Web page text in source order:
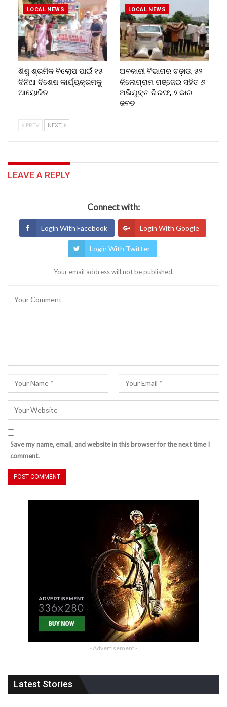
LOCAL NEWS
ଶିଶୁ ଶ୍ରମିକ ବିଲୋପ ପାଇଁ ୧୫
ଦିନିଆ ବିଶେଷ କାର୍ଯ୍ୟକ୍ରମକୁ
ଆୟୋଜିତ
LOCAL NEWS
ଅବକାରୀ ବିଭାଗର ଚଢ଼ାଉ ୫୨
କିଲୋଗ୍ରାମ ଗଞ୍ଜେଇ ସହିତ ୬
ଅଭିଯୁକ୍ତ ଗିରଫ, ୨ କାର
ଜବତ
PREV NEXT
LEAVE A REPLY
Connect with:
Login With Facebook Login With Google
Login With Twitter
Your email address will not be published.
Save my name, email, and website in this browser for the next time I
comment.
- Advertisement -
Latest Stories